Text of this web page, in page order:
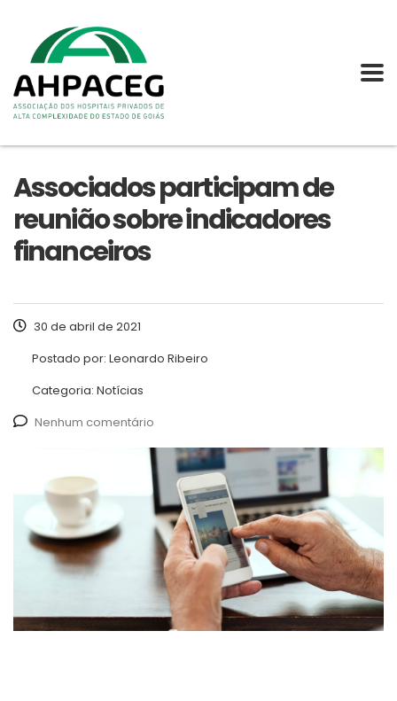
Associados participam de
reunião sobre indicadores
financeiros
30 de abril de 2021
Postado por: Leonardo Ribeiro
Categoria: Notícias
Nenhum comentário